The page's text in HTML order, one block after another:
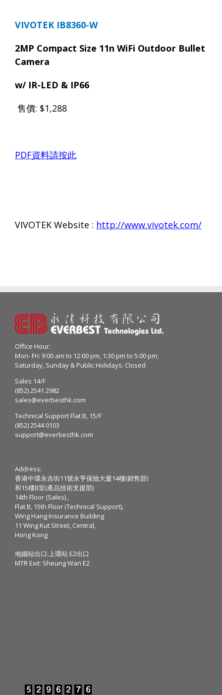
VIVOTEK IB8360-W
2MP Compact Size 11n WiFi Outdoor Bullet
Camera
w/ IR-LED & IP66
售價: $1,288
PDF資料請按此
VIVOTEK Website : http://www.vivotek.com/
Office Hour:
Mon- Fri: 9:00 am to 12:00 pm, 1:30 pm to 5:00 pm;
Saturday, Sunday & Public Holidays: Closed
Sales 14/F
(852) 2541 2982
sales@everbesthk.com
Technical Support Flat B, 15/F
(852) 2544 0103
support@everbesthk.com
Address:
香港中環永吉街11號永亨保險大廈14樓(銷售部)
和15樓B室(產品技術支援部)
14th Floor (Sales) ,
Flat B, 15th Floor (Technical Support),
Wing Hang Insurance Building
11 Wing Kut Street, Central,
Hong Kong
地鐵站出口:上環站 E2出口
MTR Exit: Sheung Wan E2